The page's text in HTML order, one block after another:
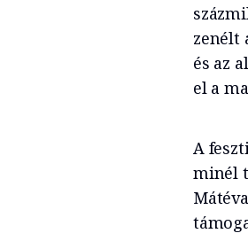
zenélt
és az
el a
A
minél